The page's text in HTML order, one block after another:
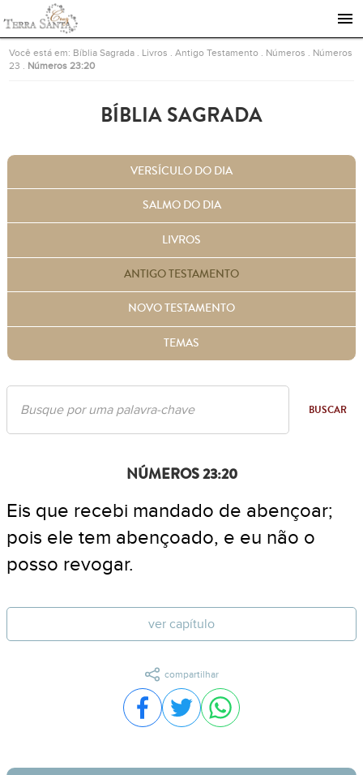
Ir para a página inicial
Você está em: Bíblia Sagrada Livros .Antigo Testamento Números
Números
23
Números 23:20
BÍBLIA SAGRADA
VERSÍCULO DO DIA
SALMO DO DIA
LIVROS
ANTIGO TESTAMENTO
NOVO TESTAMENTO
TEMAS
BUSCAR
NÚMEROS 23:20
Eis que recebi mandado de abençoar;
pois ele tem abençoado, e eu não o
posso revogar.
ver capítulo
compartilhar
Compartilhar no Facebook
Compartilhar no Twitter
Compartilhar no